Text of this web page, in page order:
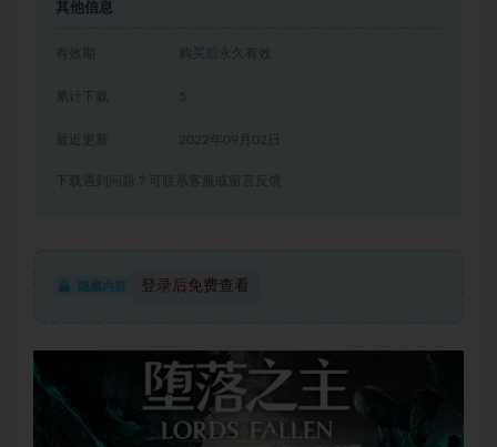
其他信息
有效期 购买后永久有效
累计下载 5
2022年09月02日
下载遇到问题？可联系客服或留言反馈
隐藏内容 登录后免费查看